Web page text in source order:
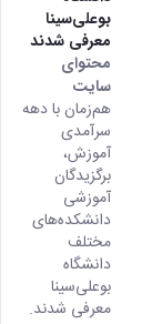
بوعلی‌سینا
معرفی شدند
محتوای
سایت
هم‌زمان با دهه
سرآمدی
آموزش،
برگزیدگان
آموزشی
دانشکده‌های
مختلف
دانشگاه
بوعلی‌سینا
معرفی شدند.